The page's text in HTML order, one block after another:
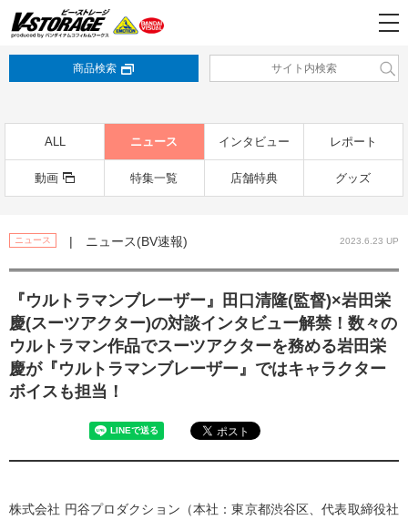
商品検索
ALL ニュース インタビュー レポート
動画 特集一覧 店舗特典 グッズ
ニュース | ニュース(BV速報) 2023.6.23 UP
『ウルトラマンブレーザー』田口清隆(監督)×岩田栄
慶(スーツアクター)の対談インタビュー解禁！数々の
ウルトラマン作品でスーツアクターを務める岩田栄
慶が『ウルトラマンブレーザー』ではキャラクター
ボイスも担当！
株式会社 円谷プロダクション（本社：東京都渋谷区、代表取締役社